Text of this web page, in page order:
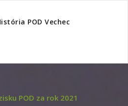
POD Vechec
POD za rok 2021